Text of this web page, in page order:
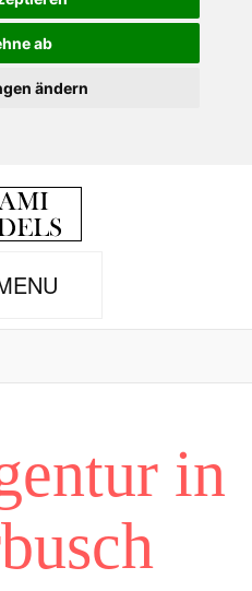
ab
ändern
in